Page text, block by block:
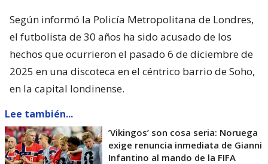
Según informó la Policía Metropolitana de Londres,
el futbolista de 30 años ha sido acusado de los
hechos que ocurrieron el pasado 6 de diciembre de
2025 en una discoteca en el céntrico barrio de Soho,
en la capital londinense.
Lee también...
’Vikingos’ son cosa seria: Noruega
exige renuncia inmediata de Gianni
Infantino al mando de la FIFA